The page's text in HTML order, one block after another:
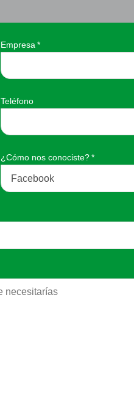
Empresa *
Teléfono
¿Cómo nos conociste?*